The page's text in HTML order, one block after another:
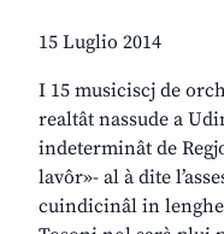
15 Luglio 2014
I 15 musiciscj de
realtât nassude a
indeterminât de
lavôr»- al à dite
cuindicinâl in